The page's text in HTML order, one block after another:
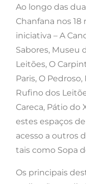
Ao longo das
Chanfana nos
iniciativa – A
Sabores, Museu
Leitões, O
Paris, O
Rufino dos
Careca, Pátio do
estes espaços
acesso a outros
tais como Sopa
Os principais